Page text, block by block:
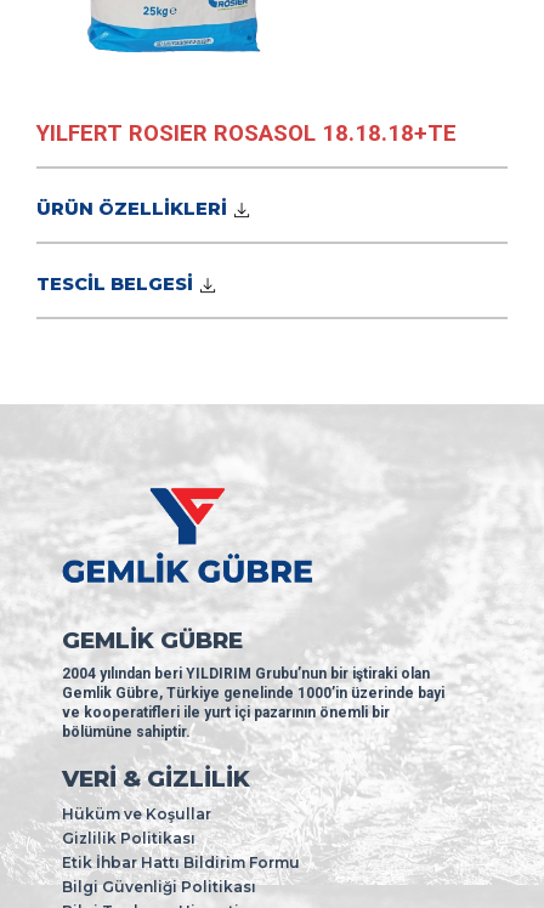
YILFERT ROSIER ROSASOL 18.18.18+TE
ÜRÜN ÖZELLİKLERİ
TESCİL BELGESİ
GEMLİK GÜBRE
2004 yılından beri YILDIRIM Grubu’nun bir iştiraki olan
Gemlik Gübre, Türkiye genelinde 1000’in üzerinde bayi
ve kooperatifleri ile yurt içi pazarının önemli bir
bölümüne sahiptir.
VERİ & GİZLİLİK
Hüküm ve Koşullar
Gizlilik Politikası
Etik İhbar Hattı Bildirim Formu
Bilgi Güvenliği Politikası